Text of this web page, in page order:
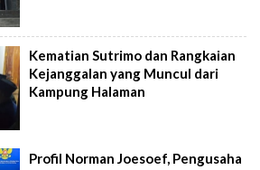
Kematian Sutrimo dan Rangkaian
Kejanggalan yang Muncul dari
Kampung Halaman
Profil Norman Joesoef, Pengusaha